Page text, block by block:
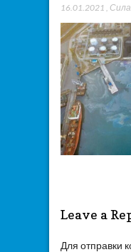
16.01.2021 Сила
Leave a
Для отправки